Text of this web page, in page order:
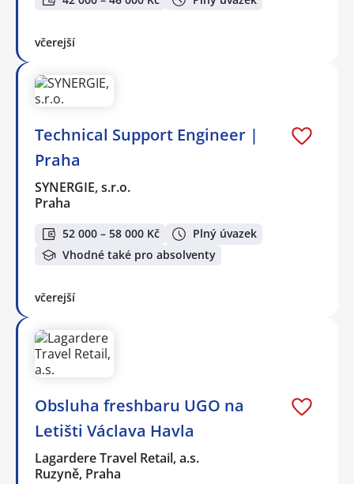
včerejší
Technical Support Engineer |
Praha
SYNERGIE, s.r.o.
Praha
52 000 – 58 000 Kč
Plný úvazek
Vhodné také pro absolventy
včerejší
Obsluha freshbaru UGO na
Letišti Václava Havla
Lagardere Travel Retail, a.s.
Ruzyně, Praha